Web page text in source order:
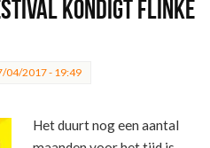
kondigt flinke
04/2017 - 19:49
Het duurt nog een aantal